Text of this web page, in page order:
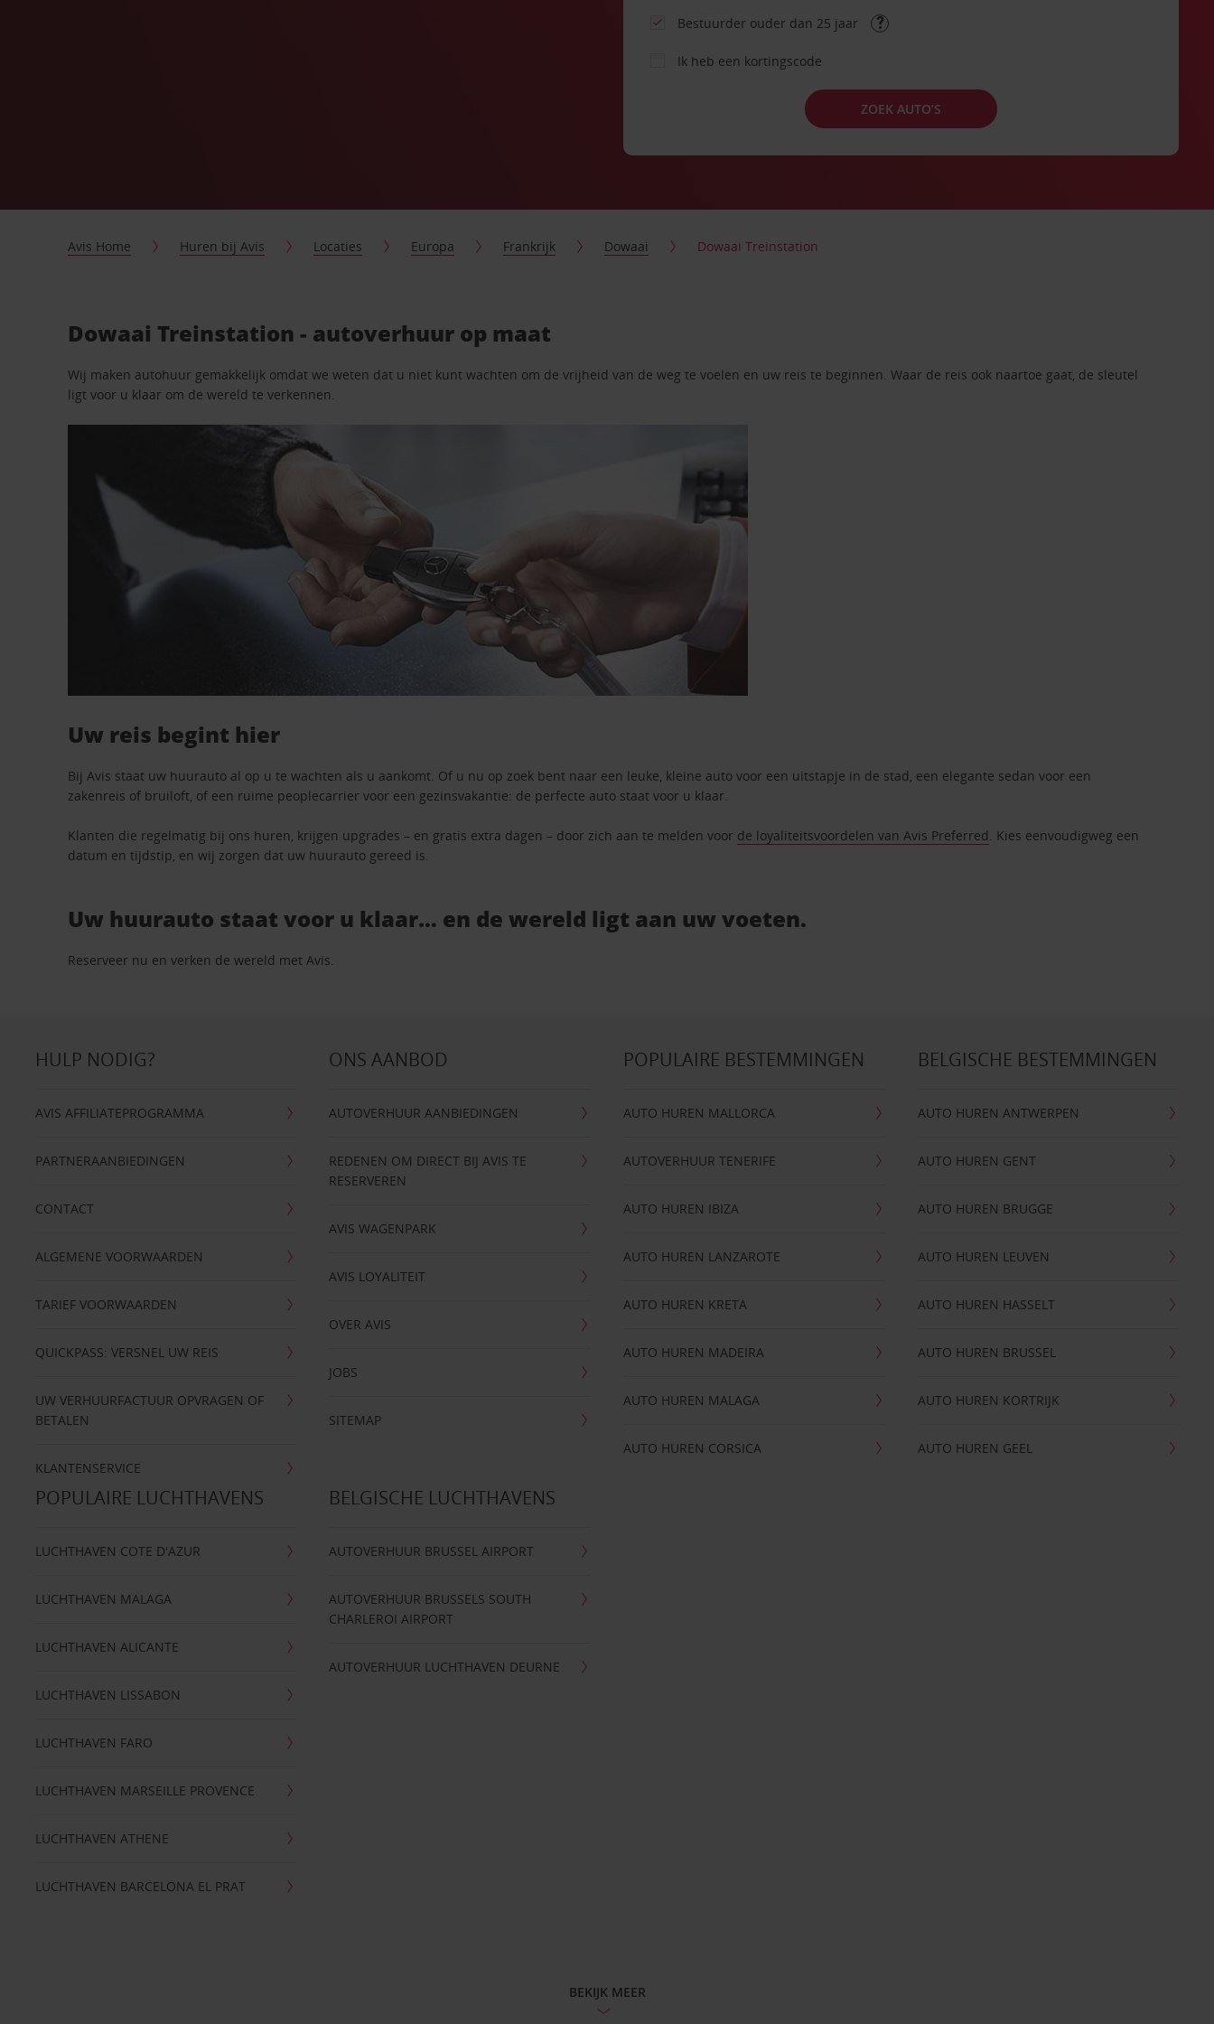
Bestuurder ouder dan 25 jaar
Ik heb een kortingscode
ZOEK AUTO’S
Avis Home Huren bij Avis Locaties Europa Frankrijk Dowaai Dowaai Treinstation
Dowaai Treinstation - autoverhuur op maat
Wij maken autohuur gemakkelijk omdat we weten dat u niet kunt wachten om de vrijheid van de weg te voelen en uw reis te beginnen. Waar de reis ook naartoe gaat, de sleutel
ligt voor u klaar om de wereld te verkennen.
Uw reis begint hier
Bij Avis staat uw huurauto al op u te wachten als u aankomt. Of u nu op zoek bent naar een leuke, kleine auto voor een uitstapje in de stad, een elegante sedan voor een
zakenreis of bruiloft, of een ruime peoplecarrier voor een gezinsvakantie: de perfecte auto staat voor u klaar.
Klanten die regelmatig bij ons huren, krijgen upgrades – en gratis extra dagen – door zich aan te melden voor de loyaliteitsvoordelen van Avis Preferred. Kies eenvoudigweg een
datum en tijdstip, en wij zorgen dat uw huurauto gereed is.
Uw huurauto staat voor u klaar… en de wereld ligt aan uw voeten.
Reserveer nu en verken de wereld met Avis.
HULP NODIG?
AVIS AFFILIATEPROGRAMMA
PARTNERAANBIEDINGEN
CONTACT
ALGEMENE VOORWAARDEN
TARIEF VOORWAARDEN
QUICKPASS: VERSNEL UW REIS
UW VERHUURFACTUUR OPVRAGEN OF
BETALEN
KLANTENSERVICE
ONS AANBOD
AUTOVERHUUR AANBIEDINGEN
REDENEN OM DIRECT BIJ AVIS TE
RESERVEREN
AVIS WAGENPARK
AVIS LOYALITEIT
OVER AVIS
JOBS
SITEMAP
POPULAIRE BESTEMMINGEN
AUTO HUREN MALLORCA
AUTOVERHUUR TENERIFE
AUTO HUREN IBIZA
AUTO HUREN LANZAROTE
AUTO HUREN KRETA
AUTO HUREN MADEIRA
AUTO HUREN MALAGA
AUTO HUREN CORSICA
BELGISCHE BESTEMMINGEN
AUTO HUREN ANTWERPEN
AUTO HUREN GENT
AUTO HUREN BRUGGE
AUTO HUREN LEUVEN
AUTO HUREN HASSELT
AUTO HUREN BRUSSEL
AUTO HUREN KORTRIJK
AUTO HUREN GEEL
POPULAIRE LUCHTHAVENS
LUCHTHAVEN COTE D'AZUR
LUCHTHAVEN MALAGA
LUCHTHAVEN ALICANTE
LUCHTHAVEN LISSABON
LUCHTHAVEN FARO
LUCHTHAVEN MARSEILLE PROVENCE
LUCHTHAVEN ATHENE
LUCHTHAVEN BARCELONA EL PRAT
BELGISCHE LUCHTHAVENS
AUTOVERHUUR BRUSSEL AIRPORT
AUTOVERHUUR BRUSSELS SOUTH
CHARLEROI AIRPORT
AUTOVERHUUR LUCHTHAVEN DEURNE
BEKIJK MEER